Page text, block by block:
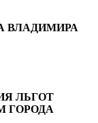
ВЛАДИМИРА
ЛЬГОТ
ГОРОДА